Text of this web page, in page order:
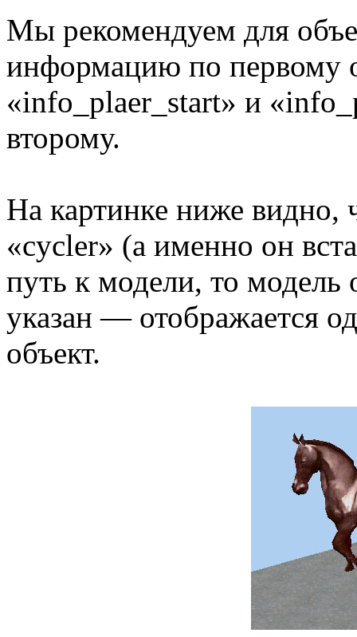
Мы рекомендуем для
информацию по первому
«info_plaer_start» и
второму.
На картинке ниже видно,
«cycler» (а именно он
путь к модели, то модель
указан — отображается
объект.